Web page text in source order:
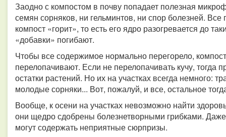
Заодно с компостом в почву попадает полезная
семян сорняков, ни гельминтов, ни спор болезней. Все
компост «горит», то есть его ядро разогревается до
«добавки» погибают.
Чтобы все содержимое нормально перегорело,
перелопачивают. Если не перелопачивать кучу, тогда
остатки растений. Но их на участках всегда немного:
молодые сорняки... Вот, пожалуй, и все, остальное
Вообще, к осени на участках невозможно найти
они щедро сдобрены болезнетворными грибками.
могут содержать неприятные сюрпризы.